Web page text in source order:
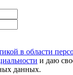
в области
и даю
данных.